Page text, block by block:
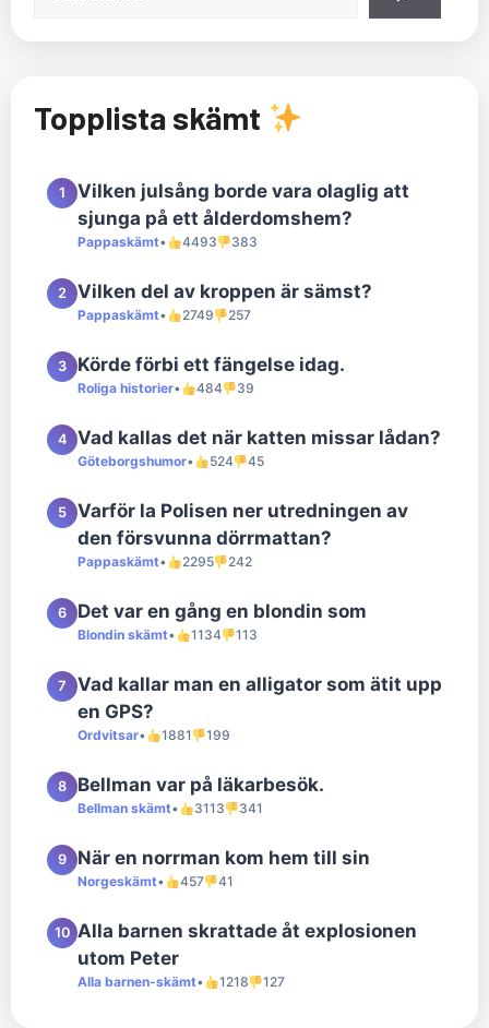
Topplista skämt
1
Vilken julsång borde vara olaglig att
sjunga på ett ålderdomshem?
Pappaskämt• 4493 383
2 Vilken del av kroppen är sämst?
Pappaskämt• 2749 257
3 Körde förbi ett fängelse idag.
Roliga historier• 484 39
4 Vad kallas det när katten missar lådan?
Göteborgshumor• 524 45
5
Varför la Polisen ner utredningen av
den försvunna dörrmattan?
Pappaskämt• 2295 242
6 Det var en gång en blondin som
Blondin skämt• 1134 113
7
Vad kallar man en alligator som ätit upp
en GPS?
Ordvitsar• 1881 199
8 Bellman var på läkarbesök.
Bellman skämt• 3113 341
9 När en norrman kom hem till sin
Norgeskämt• 457 41
10 Alla barnen skrattade åt explosionen
utom Peter
Alla barnen-skämt• 1218 127